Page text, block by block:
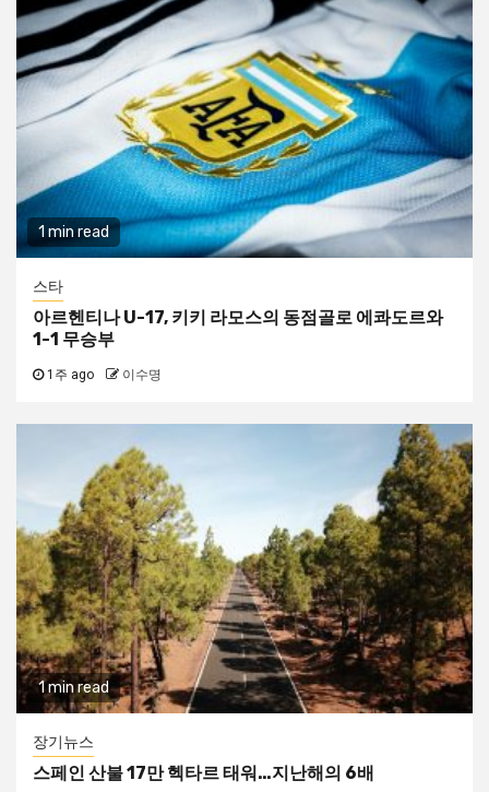
1 min read
스타
아르헨티나 U-17, 키키 라모스의 동점골로 에콰도르와
1-1 무승부
1주 ago 이수명
1 min read
장기뉴스
스페인 산불 17만 헥타르 태워…지난해의 6배